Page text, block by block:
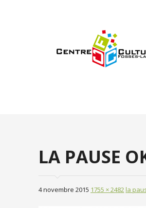
LA PAUSE
4 novembre 2015 1755 × 2482la